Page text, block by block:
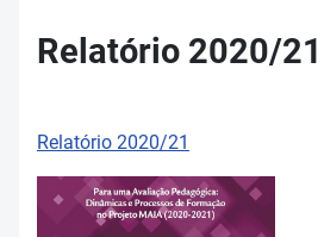
Relatório 2020/21
Relatório 2020/21